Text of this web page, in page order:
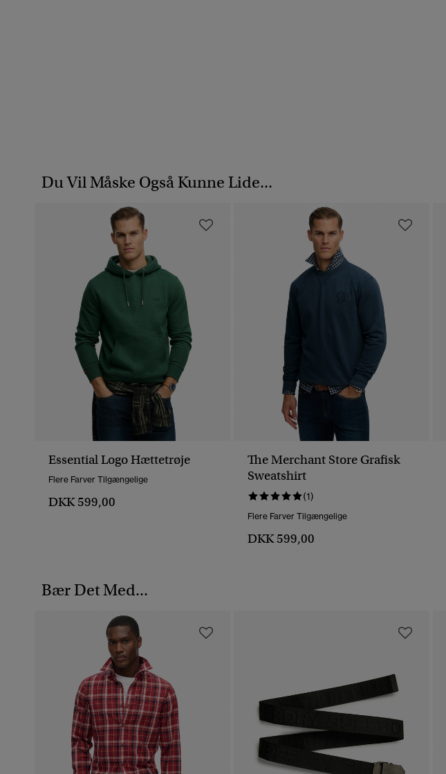
Du Vil Måske Også Kunne Lide...
Essential Logo Hættetrøje
Flere Farver Tilgængelige
DKK 599,00
The Merchant Store Grafisk
Sweatshirt
(1)
Flere Farver Tilgængelige
DKK 599,00
Bær Det Med...